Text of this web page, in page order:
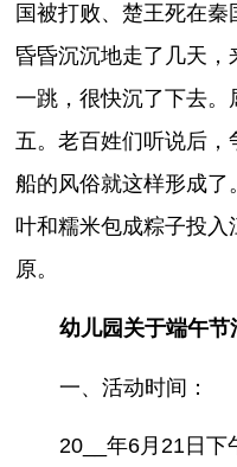
国被打败、楚王死在
昏昏沉沉地走了几天
一跳，很快沉了下去。
五。老百姓们听说后
船的风俗就这样形成
叶和糯米包成粽子投
原。
幼儿园关于端午
一、活动时间：
20__年6月21日